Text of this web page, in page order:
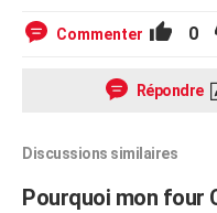
Commenter 0
Répondre
Discussions similaires
Pourquoi mon four